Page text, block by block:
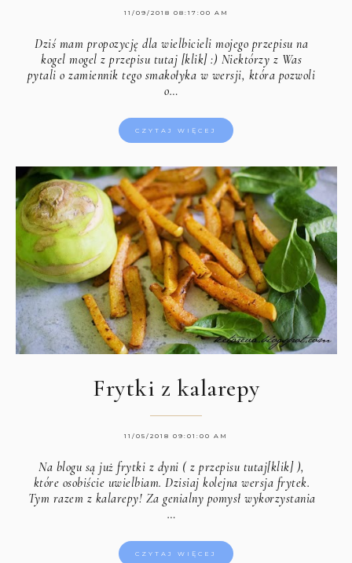
11/09/2018 08:17:00 AM
Dziś mam propozycję dla wielbicieli mojego przepisu na
kogel mogel z przepisu tutaj [klik]:) Niektórzy z Was
pytali o zamiennik tego smakołyka w wersji, która pozwoli
o…
CZYTAJ WIĘCEJ
Frytki z kalarepy
11/05/2018 09:01:00 AM
Na blogu są już frytki z dyni (z przepisu tutaj[klik]),
które osobiście uwielbiam. Dzisiaj kolejna wersja frytek.
Tym razem z kalarepy! Za genialny pomysł wykorzystania
…
CZYTAJ WIĘCEJ